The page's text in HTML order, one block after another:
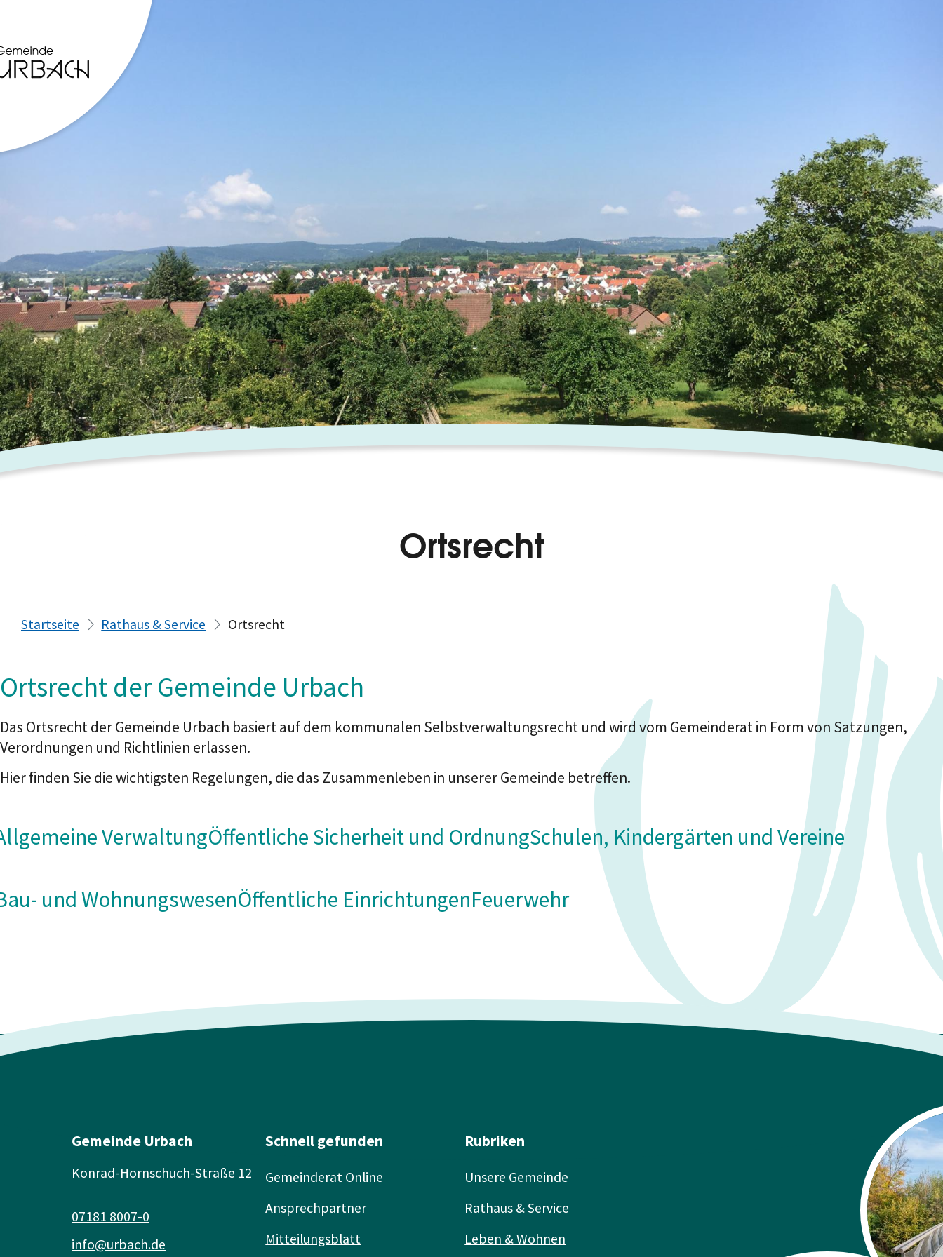
Ortsrecht
Startseite Rathaus & Service Ortsrecht
Ortsrecht der Gemeinde Urbach
Das Ortsrecht der Gemeinde Urbach basiert auf dem kommunalen Selbstverwaltungsrecht und wird vom Gemeinderat in Form von Satzungen,
Verordnungen und Richtlinien erlassen.
Hier finden Sie die wichtigsten Regelungen, die das Zusammenleben in unserer Gemeinde betreffen.
VerwaltungÖffentliche Sicherheit und OrdnungSchulen, Kindergärten und Vereine
und WohnungswesenÖffentliche EinrichtungenFeuerwehr
Gemeinde Urbach
Konrad-Hornschuch-Straße 12
info@urbach.de
07181 8007-0
Schnell gefunden
Gemeinderat Online
Ansprechpartner
Mitteilungsblatt
Rubriken
Unsere Gemeinde
Rathaus & Service
Leben & Wohnen